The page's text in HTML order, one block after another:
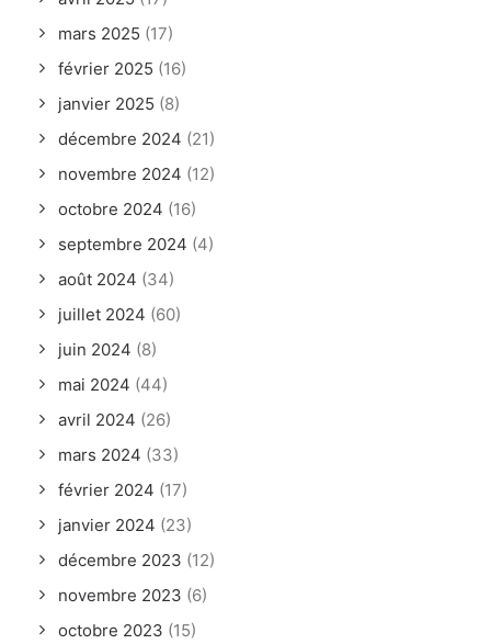
mars 2025 (17)
février 2025 (16)
janvier 2025 (8)
décembre 2024 (21)
novembre 2024 (12)
octobre 2024 (16)
septembre 2024 (4)
août 2024 (34)
juillet 2024 (60)
juin 2024 (8)
mai 2024 (44)
avril 2024 (26)
mars 2024 (33)
février 2024 (17)
janvier 2024 (23)
décembre 2023 (12)
novembre 2023 (6)
octobre 2023 (15)